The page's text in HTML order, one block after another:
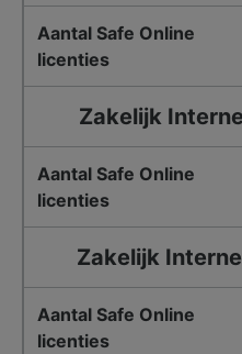
Aantal Safe Online
licenties
Zakelijk
Aantal Safe Online
licenties
Zakelijk
Aantal Safe Online
licenties